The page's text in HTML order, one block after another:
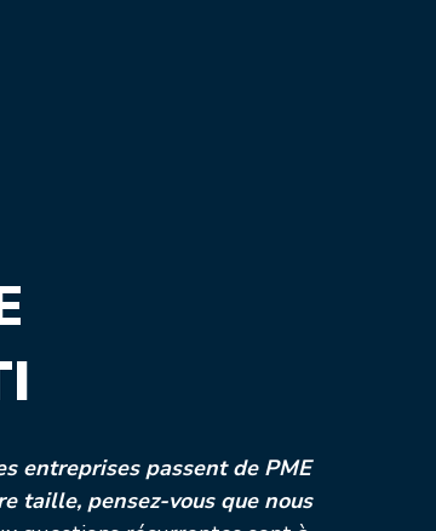
entreprises passent de PME
taille, pensez-vous que nous